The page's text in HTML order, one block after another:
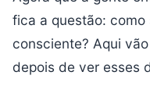
fica a questão: como
consciente? Aqui
depois de ver esses